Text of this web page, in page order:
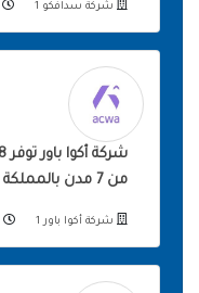
شركة سدافكو 1
من 7 مدن بالمملكة
شركة أكوا باور 1